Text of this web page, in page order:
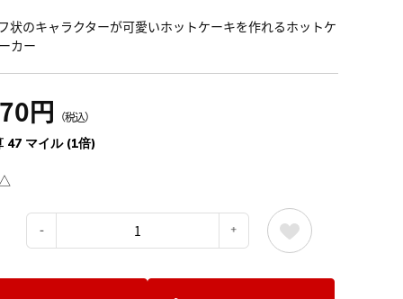
状のキャラクターが可愛いホットケーキを作れるホットケ
カー
円 （税込）
47 マイル (1倍)